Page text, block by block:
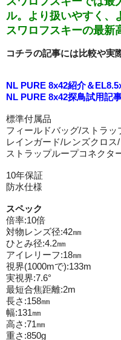
ル。より扱いやすく、
スワロフスキーの最新
コチラの記事には比較や実
NL PURE 8x42紹介＆
NL PURE 8x42探鳥試用記
標準付属品
フィールドバッグ/ストラ
レインガード/レンズクロス/
ストラップループコネクタ
10年保証
防水仕様
スペック
倍率:10倍
対物レンズ径:42㎜
ひとみ径:4.2㎜
アイレリーフ:18㎜
視界(1000mで):133m
実視界:7.6°
最短合焦距離:2m
長さ:158㎜
幅:131㎜
高さ:71㎜
重さ:850g